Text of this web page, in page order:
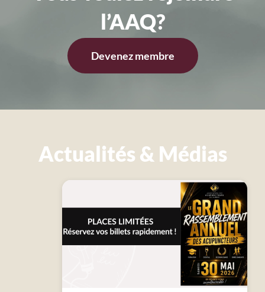
l’AAQ?
Devenez membre
Actualités & Médias